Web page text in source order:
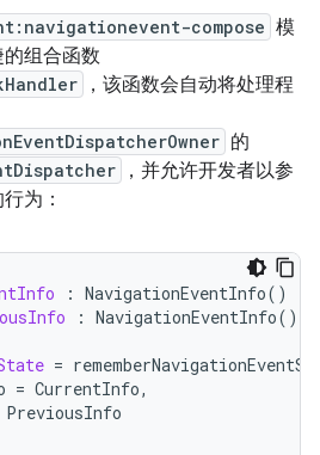
compose 模
组合函数
，该函数会自动将处理程
的
，并允许开发者以参
为：
: NavigationEventInfo()
: NavigationEventInfo()
=
= CurrentInfo,
PreviousInfo